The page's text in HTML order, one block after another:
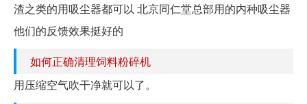
渣之类的用吸尘器都可以 北京同仁堂总部用的内种吸尘器
他们的反馈效果挺好的
如何正确清理饲料粉碎机
用压缩空气吹干净就可以了。